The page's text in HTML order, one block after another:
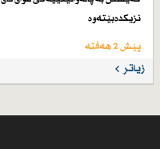
نزیكدەبێتەوە
پێش 2 هەفتە
زیاتر